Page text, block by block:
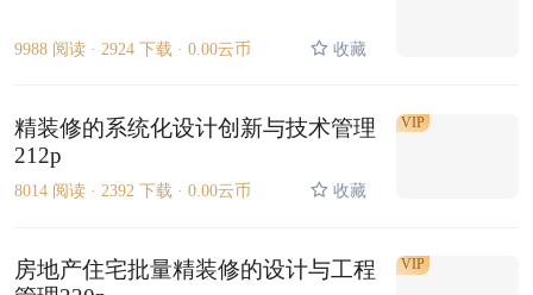
9988 阅读 · 2924 下载 · 0.00云币 收藏
精装修的系统化设计创新与技术管理
212p
8014 阅读 · 2392 下载 · 0.00云币 收藏
VIP
房地产住宅批量精装修的设计与工程
VIP